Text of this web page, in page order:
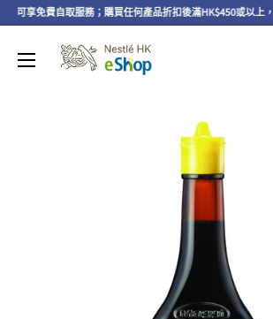
可享免費自取服務；購買任何產品折扣後滿HK$450或以上